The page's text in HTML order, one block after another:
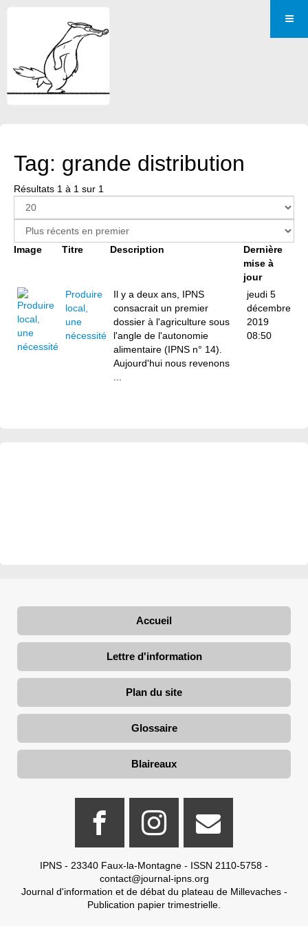
Tag: grande distribution
Résultats 1 à 1 sur 1
Image Titre Description
Dernière
mise à
jour
Produire
local,
une
nécessité
Il y a deux ans, IPNS
consacrait un premier
dossier à l'agriculture sous
l'angle de l'autonomie
alimentaire (IPNS n° 14).
Aujourd'hui nous revenons
jeudi 5
décembre
2019
08:50
Accueil
Lettre d'information
Plan du site
Glossaire
Blaireaux
IPNS - 23340 Faux-la-Montagne - ISSN 2110-5758 -
contact@journal-ipns.org
Journal d'information et de débat du plateau de Millevaches -
Publication papier trimestrielle.